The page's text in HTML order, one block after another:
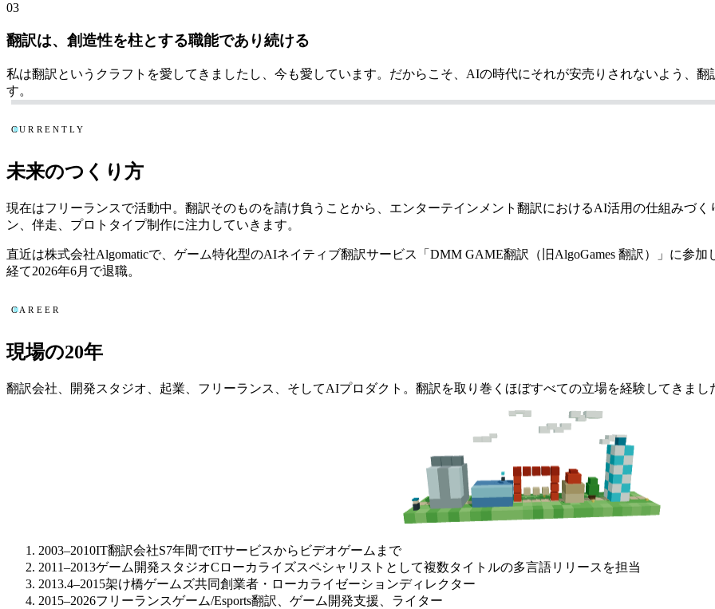
03
翻訳は、創造性を柱とする職能であり続ける
私は翻訳というクラフトを愛してきましたし、今も愛しています。だからこそ、AIの時代にそれが安売りされないよう、
す。
CURRENTLY
未来のつくり方
現在はフリーランスで活動中。翻訳そのものを請け負うことから、エンターテインメント翻訳におけるAI活用の仕組みづ
ン、伴走、プロトタイプ制作に注力していきます。
直近は株式会社Algomaticで、ゲーム特化型のAIネイティブ翻訳サービス「DMM GAME翻訳（旧AlgoGames 翻訳）」に参
経て2026年6月で退職。
CAREER
現場の20年
翻訳会社、開発スタジオ、起業、フリーランス、そしてAIプロダクト。翻訳を取り巻くほぼすべての立場を経験してきまし
2003–2010IT翻訳会社S7年間でITサービスからビデオゲームまで
2011–2013ゲーム開発スタジオC ローカライズスペシャリストとして複数タイトルの多言語リリースを担当
2013.4–2015架け橋ゲームズ共同創業者・ローカライゼーションディレクター
2015–2026フリーランスゲーム/Esports翻訳、ゲーム開発支援、ライター